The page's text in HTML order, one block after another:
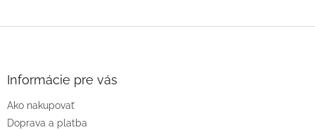
Informácie pre vás
Ako nakupovať
Doprava a platba